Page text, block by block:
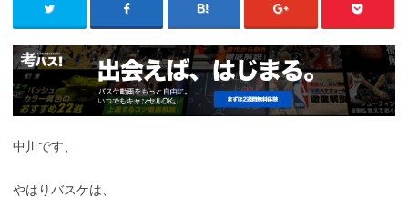
中川です、
やはりバスケは、